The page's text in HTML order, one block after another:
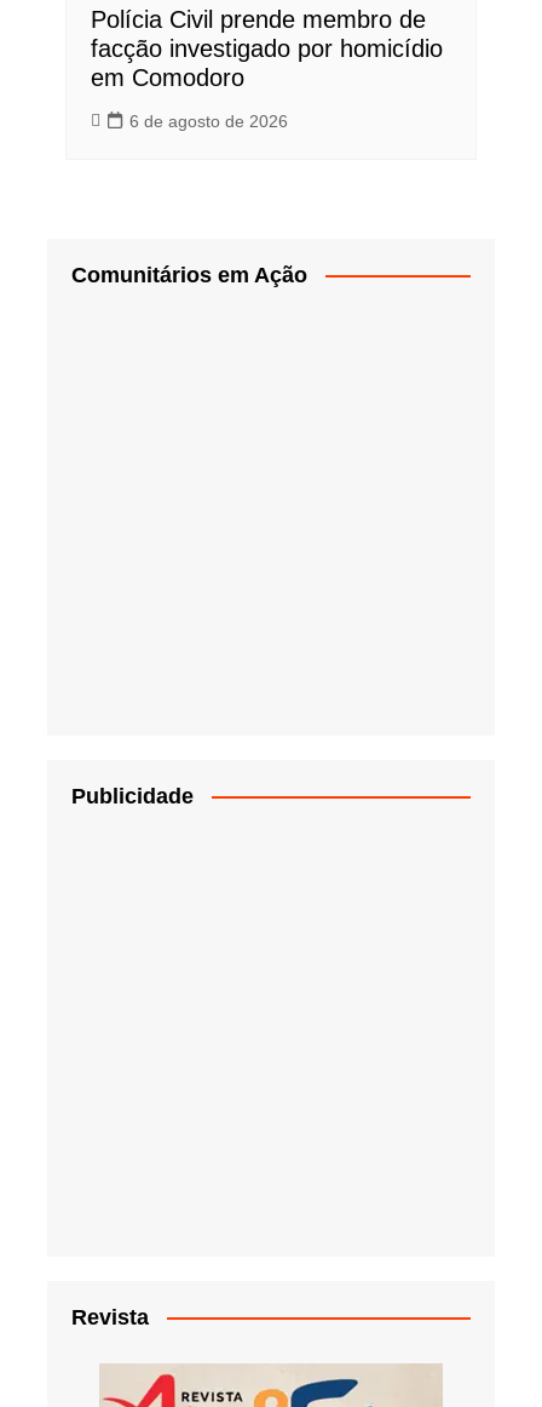
Polícia Civil prende membro de
facção investigado por homicídio
em Comodoro
6 de agosto de 2026
Comunitários em Ação
Publicidade
Revista